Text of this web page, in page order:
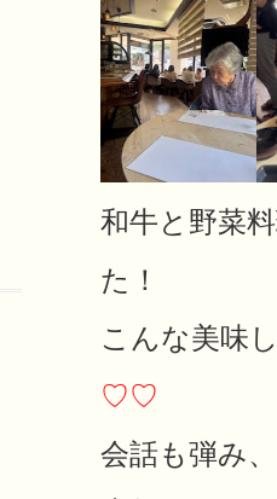
和牛と野菜
た！
こんな美味
♡♡
会話も弾み